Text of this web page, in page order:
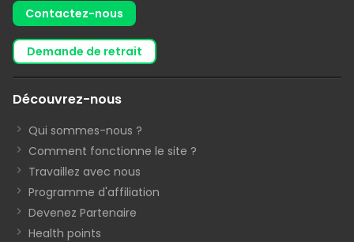
Contactez-nous
demande de retrait
Découvrez-nous
Qui sommes-nous ?
Comment fonctionne le site ?
Travaillez avec nous
Programme d'affiliation
Devenez Partenaire
Health points